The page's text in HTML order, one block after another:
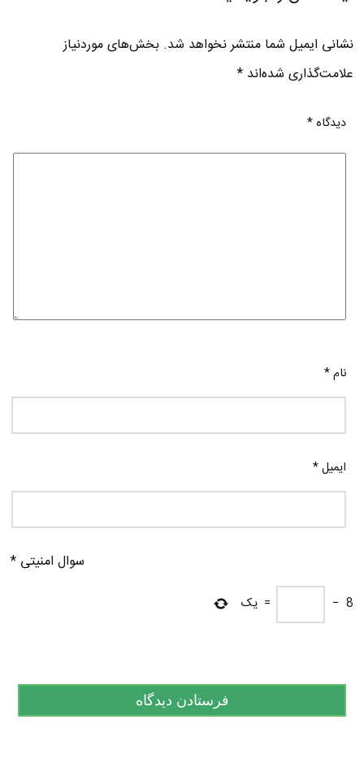
نشانی ایمیل شما منتشر نخواهد شد. بخش‌های موردنیاز
علامت‌گذاری شده‌اند*
دیدگاه*
نام*
ایمیل*
سوال امنیتی *
8
−
= یک